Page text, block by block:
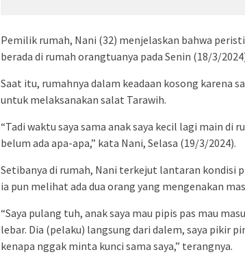
Pemilik rumah, Nani (32) menjelaskan bahwa
berada di rumah orangtuanya pada Senin (18/3/
Saat itu, rumahnya dalam keadaan kosong karena
untuk melaksanakan salat Tarawih.
“Tadi waktu saya sama anak saya kecil lagi main di
belum ada apa-apa,” kata Nani, Selasa (19/3/2024).
Setibanya di rumah, Nani terkejut lantaran kondisi
ia pun melihat ada dua orang yang mengenakan
“Saya pulang tuh, anak saya mau pipis pas mau
lebar. Dia (pelaku) langsung dari dalem, saya pikir
kenapa nggak minta kunci sama saya,” terangnya.